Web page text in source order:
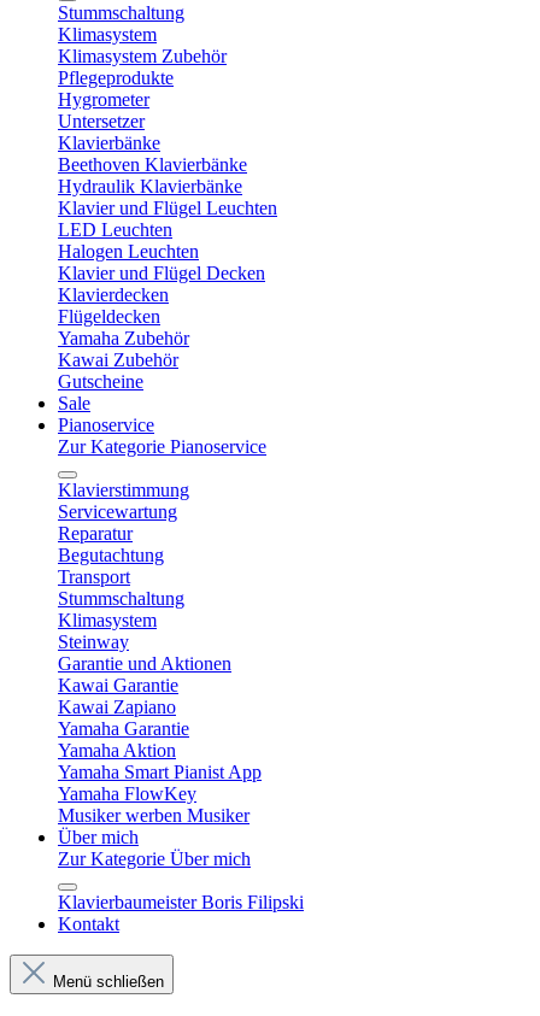
Stummschaltung
Klimasystem
Klimasystem Zubehör
Pflegeprodukte
Hygrometer
Untersetzer
Klavierbänke
Beethoven Klavierbänke
Hydraulik Klavierbänke
Klavier und Flügel Leuchten
LED Leuchten
Halogen Leuchten
Klavier und Flügel Decken
Klavierdecken
Flügeldecken
Yamaha Zubehör
Kawai Zubehör
Gutscheine
Sale
Pianoservice
Zur Kategorie Pianoservice
Klavierstimmung
Servicewartung
Reparatur
Begutachtung
Transport
Stummschaltung
Klimasystem
Steinway
Garantie und Aktionen
Kawai Garantie
Kawai Zapiano
Yamaha Garantie
Yamaha Aktion
Yamaha Smart Pianist App
Yamaha FlowKey
Musiker werben Musiker
Über mich
Zur Kategorie Über mich
Klavierbaumeister Boris Filipski
Kontakt
Menü schließen